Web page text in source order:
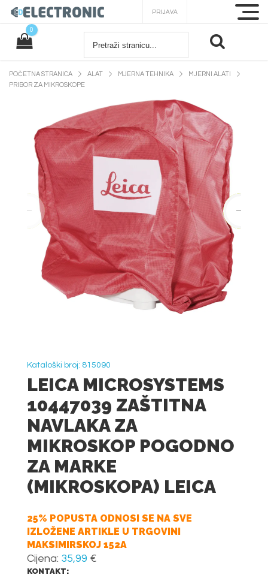
PRIJAVA
0
POČETNA STRANICA ALAT MJERNA TEHNIKA
MJERNI ALATI
PRIBOR ZA MIKROSKOPE
Kataloški broj: 815090
LEICA MICROSYSTEMS
10447039 ZAŠTITNA
NAVLAKA ZA
MIKROSKOP POGODNO
ZA MARKE
(MIKROSKOPA) LEICA
25% POPUSTA ODNOSI SE NA SVE
IZLOŽENE ARTIKLE U TRGOVINI
MAKSIMIRSKOJ 152A
Cijena: 35,99 €
KONTAKT: